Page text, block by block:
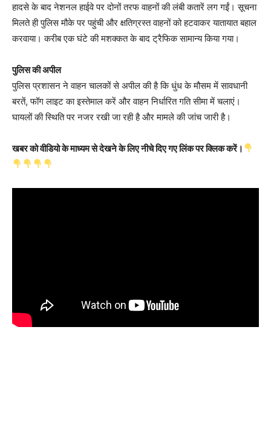
हादसे के बाद नेशनल हाईवे पर दोनों तरफ वाहनों की लंबी कतारें लग गईं। सूचना
मिलते ही पुलिस मौके पर पहुंची और क्षतिग्रस्त वाहनों को हटवाकर यातायात बहाल
करवाया। करीब एक घंटे की मशक्कत के बाद ट्रैफिक सामान्य किया गया।
पुलिस की अपील
पुलिस प्रशासन ने वाहन चालकों से अपील की है कि धुंध के मौसम में सावधानी
बरतें, फॉग लाइट का इस्तेमाल करें और वाहन निर्धारित गति सीमा में चलाएं।
घायलों की स्थिति पर नजर रखी जा रही है और मामले की जांच जारी है।
खबर को वीडियो के माध्यम से देखने के लिए नीचे दिए गए लिंक पर क्लिक करें।